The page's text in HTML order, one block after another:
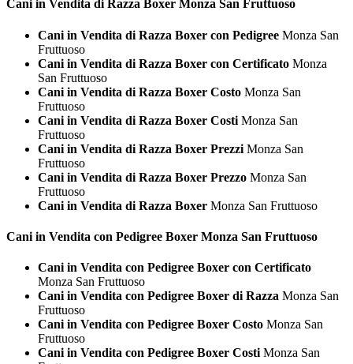
Cani in Vendita di Razza Boxer Monza San Fruttuoso
Cani in Vendita di Razza Boxer con Pedigree Monza San
Fruttuoso
Cani in Vendita di Razza Boxer con Certificato Monza
San Fruttuoso
Cani in Vendita di Razza Boxer Costo Monza San
Fruttuoso
Cani in Vendita di Razza Boxer Costi Monza San
Fruttuoso
Cani in Vendita di Razza Boxer Prezzi Monza San
Fruttuoso
Cani in Vendita di Razza Boxer Prezzo Monza San
Fruttuoso
Cani in Vendita di Razza Boxer Monza San Fruttuoso
Cani in Vendita con Pedigree Boxer Monza San Fruttuoso
Cani in Vendita con Pedigree Boxer con Certificato
Monza San Fruttuoso
Cani in Vendita con Pedigree Boxer di Razza Monza San
Fruttuoso
Cani in Vendita con Pedigree Boxer Costo Monza San
Fruttuoso
Cani in Vendita con Pedigree Boxer Costi Monza San